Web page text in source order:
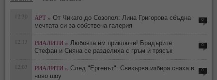
12:30 АРТ » От Чикаго до Созопол: Лина Григорова сбъдна
мечтата си за собствена галерия
0
12:13 РИАЛИТИ » Любовта им приключи! Брадърите
Стефан и Сияна се разделиха с гръм и трясък
0
12:03 РИАЛИТИ » След "Ергенът": Свекърва избира снаха в
ново шоу
0